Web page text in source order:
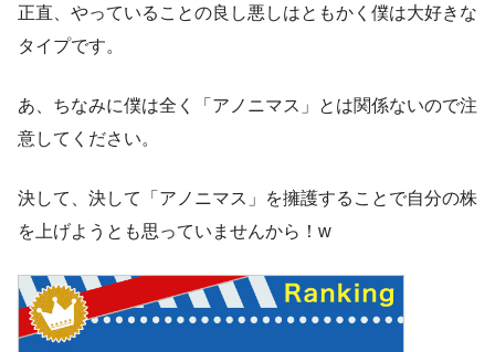
正直、やっていることの良し悪しはともかく僕は大好きな
タイプです。
あ、ちなみに僕は全く「アノニマス」とは関係ないので注
意してください。
決して、決して「アノニマス」を擁護することで自分の株
を上げようとも思っていませんから！w